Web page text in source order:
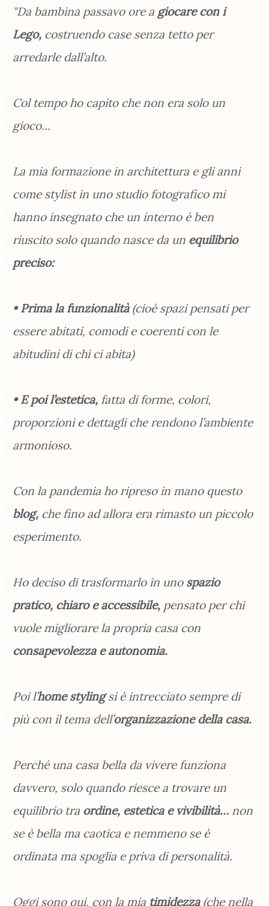
"Da bambina passavo ore a giocare con i
Lego, costruendo case senza tetto per
arredarle dall’alto.
Col tempo ho capito che non era solo un
gioco...
La mia formazione in architettura e gli anni
come stylist in uno studio fotografico mi
hanno insegnato che un interno è ben
riuscito solo quando nasce da un equilibrio
preciso:
• Prima la funzionalità(cioè spazi pensati per
essere abitati, comodi e coerenti con le
abitudini di chi ci abita)
• E poi l’estetica, fatta di forme, colori,
proporzioni e dettagli che rendono l’ambiente
armonioso.
Con la pandemia ho ripreso in mano questo
blog, che fino ad allora era rimasto un piccolo
esperimento.
Ho deciso di trasformarlo in unospazio
pratico, chiaro e accessibile, pensato per chi
vuole migliorare la propria casa con
consapevolezza e autonomia.
Poi l’home stylingsi è intrecciato sempre di
più con il tema dell’organizzazione della casa.
Perché una casa bella da vivere funziona
davvero, solo quando riesce a trovare un
equilibrio tra ordine, estetica e vivibilità… non
se è bella ma caotica e nemmeno se è
ordinata ma spoglia e priva di personalità.
Oggi sono qui, con la mia timidezza (che nella